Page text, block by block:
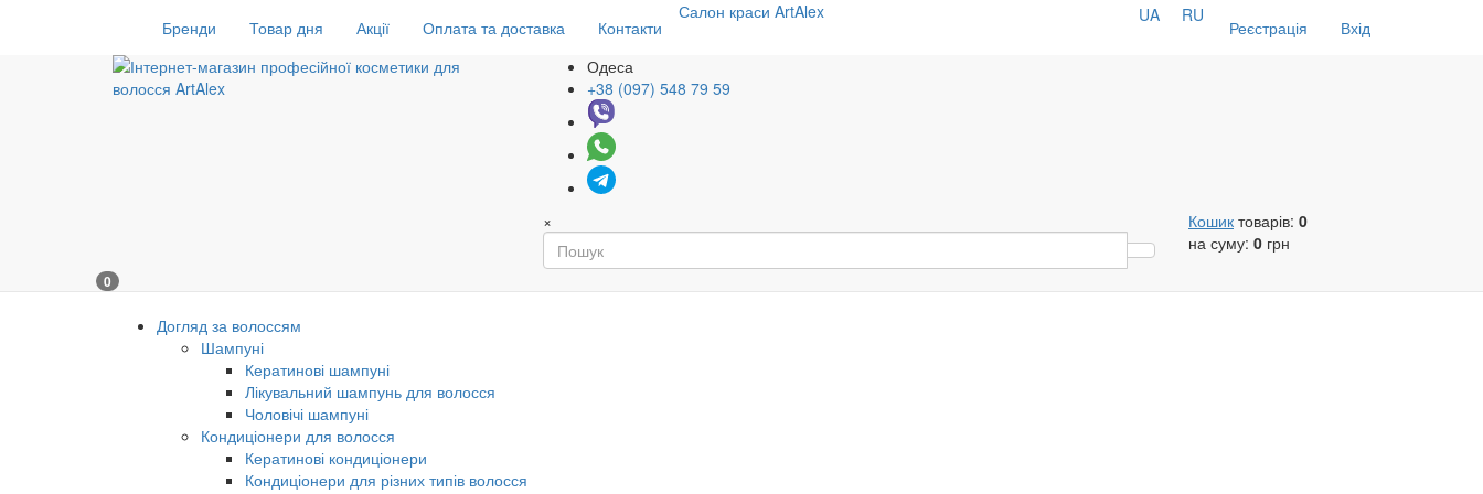
Бренди Товар дня Акції Оплата та доставка Контакти
Салон краси ArtAlex
Реєстрація Вхід
UA RU
Одеса
+38 (097) 548 79 59
× Кошик товарів: 0
на суму: 0 грн
0
Догляд за волоссям
Шампуні
Кератинові шампуні
Лікувальний шампунь для волосся
Чоловічі шампуні
Кондиціонери для волосся
Кератинові кондиціонери
Кондиціонери для різних типів волосся